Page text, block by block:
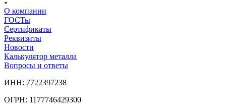
О компании
ГОСТы
Сертификаты
Реквизиты
Новости
Калькулятор металла
Вопросы и ответы
ИНН: 7722397238
ОГРН: 1177746429300